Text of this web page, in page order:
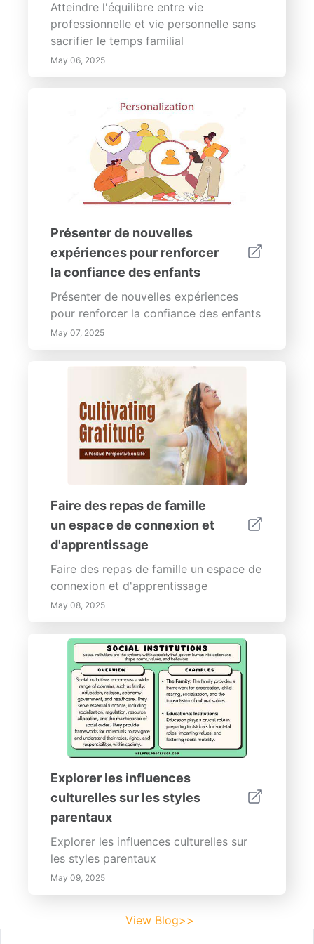
l'enfance est essentiel pour développer
des individus équilibrés capables de
naviguer efficacement dans les défis de
la vie. En favorisant l'IE à la maison et à
l'école, nous pouvons équiper les
pour le bien-être émotionnel et le
succès. L'investissement dans leur
croissance émotionnelle aujourd'hui
conduira à une société plus
compatissante et émotionnellement
consciente demain.
Atteindre l'équilibre entre vie
professionnelle et vie personnelle sans
sacrifier le temps familial
May 06, 2025
Présenter de nouvelles
expériences pour renforcer
la confiance des enfants
Présenter de nouvelles expériences
pour renforcer la confiance des enfants
May 07, 2025
Faire des repas de famille
un espace de connexion et
d'apprentissage
Faire des repas de famille un espace de
connexion et d'apprentissage
May 08, 2025
Explorer les influences
culturelles sur les styles
parentaux
Explorer les influences culturelles sur
les styles parentaux
May 09, 2025
View Blog>>